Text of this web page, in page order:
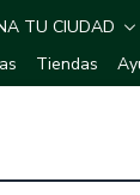
TU CIUDAD
Tiendas
Herramientas,